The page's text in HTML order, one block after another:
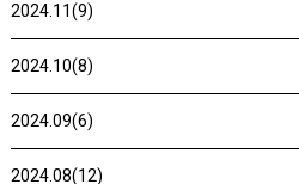
2024.11(9)
2024.10(8)
2024.09(6)
2024.08(12)